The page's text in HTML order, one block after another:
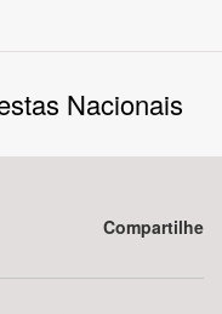
Nacionais
Compartilhe